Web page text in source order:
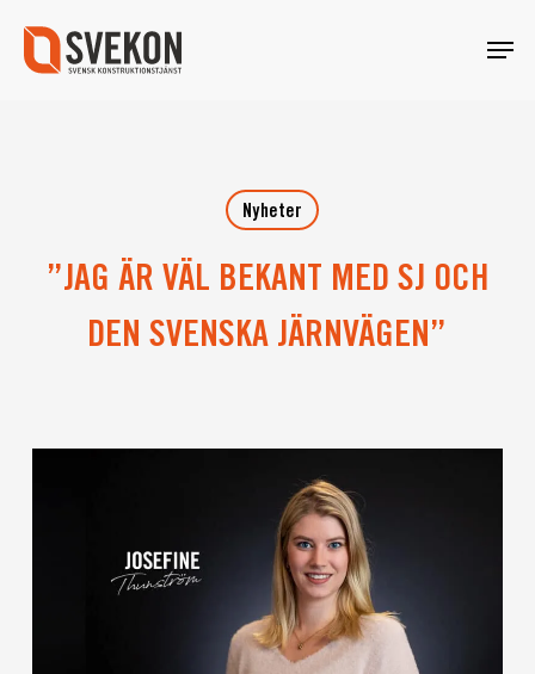
main
Menu
Nyheter
”JAG ÄR VÄL BEKANT MED SJ OCH
DEN SVENSKA JÄRNVÄGEN”